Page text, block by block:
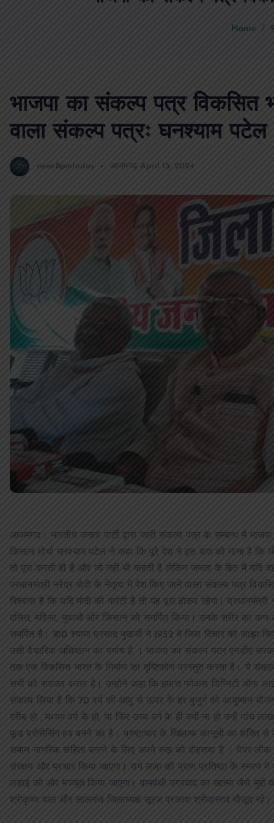
Home
भाजपा का संकल्प पत्र विकसित
वाला संकल्प पत्रः घनश्याम पटेल
news8pmtoday आजमगढ़ April 15, 2024
आजमगढ। भारतीय जनता पार्टी द्वारा जारी संकल्प पत्र के सम्बन्ध में
किसान मोर्चा घनश्याम पटेल ने कहा कि पूरे देश ने इस बात को माना है कि
तो पूरा करती ही है और जो नहीं भी कहती है लेकिन जनता के हित में यदि
प्रधानमंत्री नरेंद्र मोदी के नेतृत्व में पेश किए जाने वाला संकल्प पत्र
विश्वास है कि यदि मोदी की गारंटी है तो यह पूरा होकर रहेगा।
दलित, महिला, युवाओ और किसान को समर्पित किया। उनके शरीर का
समर्पित है। डा0 श्यामा प्रसाद मुखर्जी ने 1952 में जिस विचार को
उसी वैचारिक अधिष्ठान का पर्याय है । भाजपा का संकल्प पत्र एनडीए
तक एक विकसित भारत के निर्माण का दृष्टिकोण प्रस्तुत करता है। ये
सभी को सशक्त करता है। उन्होने कहा कि हमारा फोकस डिग्निटी ऑफ
संकल्प लिया है कि 70 वर्ष की आयु से ऊपर के हर बुजुर्ग को आयुष्मान
ग़रीब हो , मध्यम वर्ग के हो, या फिर उच्च वर्ग के ही क्यों ना हो उन्हें
फूड प्रोसेसिंग हब बनने का है। भ्रष्टाचार के खिलाफ कानूनों का
समान नागरिक संहिता बनाने के लिए अपने रुख़ को दोहराया है । पेपर
संरक्षण और प्रचार किया जाएगा। राम लला की प्राण प्रतिष्ठा के स्मरण
लड़ाई को और मजबूत किया जाएगा। वामपंथी उग्रवाद का खात्मा जैसे
श्रीकृष्ण पाल और लालगंज जिलाध्यक्ष सूरज प्रकाश श्रीवास्तव मौजूद रहे।